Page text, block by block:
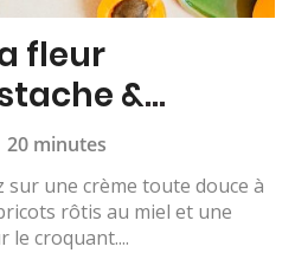
fleur
&
20 minutes
sur une crème toute douce à
rôtis au miel et une
le croquant....